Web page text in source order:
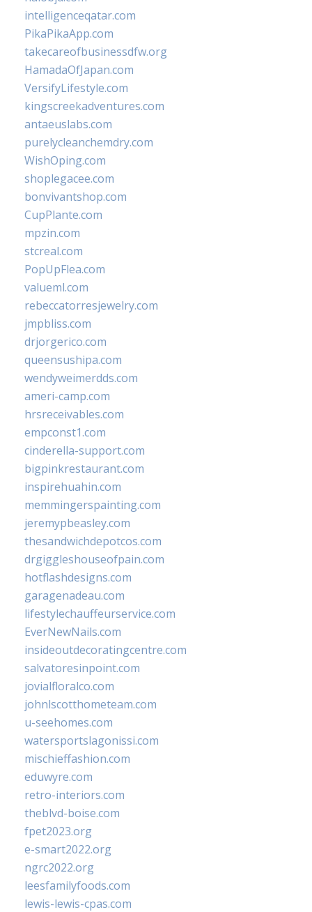
intelligenceqatar.com
PikaPikaApp.com
takecareofbusinessdfw.org
HamadaOfJapan.com
VersifyLifestyle.com
kingscreekadventures.com
antaeuslabs.com
purelycleanchemdry.com
WishOping.com
shoplegacee.com
bonvivantshop.com
CupPlante.com
mpzin.com
stcreal.com
PopUpFlea.com
valueml.com
rebeccatorresjewelry.com
jmpbliss.com
drjorgerico.com
queensushipa.com
wendyweimerdds.com
ameri-camp.com
hrsreceivables.com
empconst1.com
cinderella-support.com
bigpinkrestaurant.com
inspirehuahin.com
memmingerspainting.com
jeremypbeasley.com
thesandwichdepotcos.com
drgiggleshouseofpain.com
hotflashdesigns.com
garagenadeau.com
lifestylechauffeurservice.com
EverNewNails.com
insideoutdecoratingcentre.com
salvatoresinpoint.com
jovialfloralco.com
johnlscotthometeam.com
u-seehomes.com
watersportslagonissi.com
mischieffashion.com
eduwyre.com
retro-interiors.com
theblvd-boise.com
fpet2023.org
e-smart2022.org
ngrc2022.org
leesfamilyfoods.com
lewis-lewis-cpas.com